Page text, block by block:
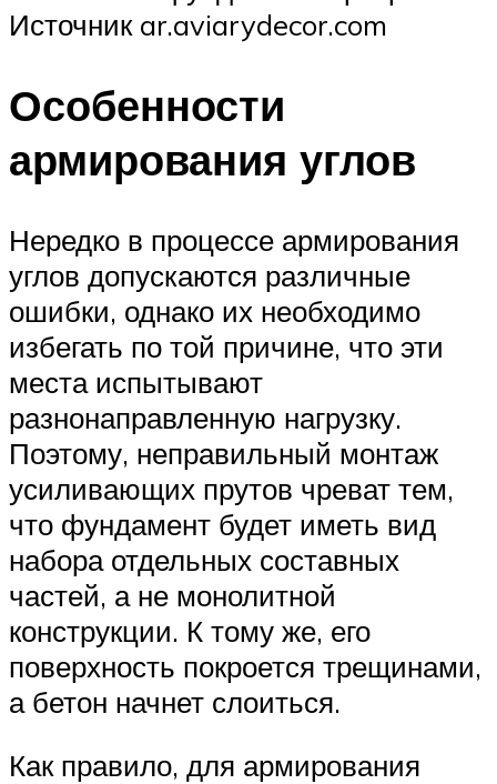
Источник ar.aviarydecor.com
Особенности
армирования углов
Нередко в процессе армирования
углов допускаются различные
ошибки, однако их необходимо
избегать по той причине, что эти
места испытывают
разнонаправленную нагрузку.
Поэтому, неправильный монтаж
усиливающих прутов чреват тем,
что фундамент будет иметь вид
набора отдельных составных
частей, а не монолитной
конструкции. К тому же, его
поверхность покроется трещинами,
а бетон начнет слоиться.
Как правило, для армирования